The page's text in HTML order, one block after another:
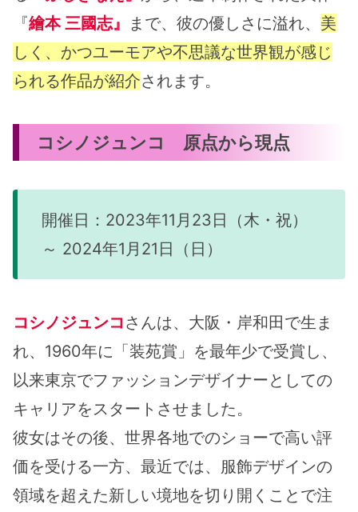
『繪本 三國志』 まで、彼の優しさに溢れ、 美
しく、かつユーモアや不思議な世界観が感じ
られる作品が紹介されます。
コシノジュンコ 原点から現点
開催日：2023年11月23日（木・祝）
～ 2024年1月21日（日）
コシノジュンコ さんは、大阪・岸和田で生ま
れ、1960年に「装苑賞」を最年少で受賞し、
以来東京でファッションデザイナーとしての
キャリアをスタートさせました。
彼女はその後、世界各地でのショーで高い評
価を受ける一方、最近では、服飾デザインの
領域を超えた新しい境地を切り開くことで注